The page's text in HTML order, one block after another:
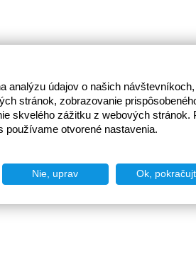
analýzu údajov o našich
stránok, zobrazovanie
skvelého zážitku z webových stránok.
používame otvorené nastavenia.
Nie, uprav Ok,